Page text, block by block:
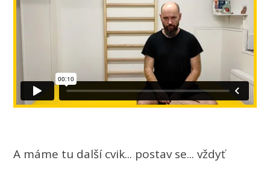
A máme tu další cvik... postav se... vždyť